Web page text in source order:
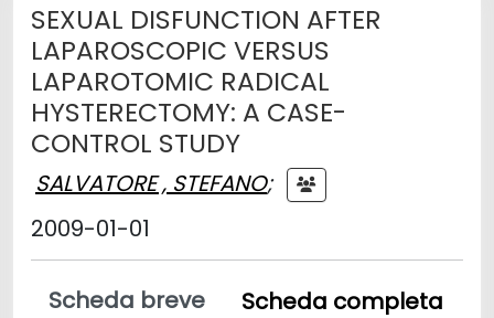
SEXUAL DISFUNCTION AFTER
LAPAROSCOPIC VERSUS
LAPAROTOMIC RADICAL
HYSTERECTOMY: A CASE-
CONTROL STUDY
SALVATORE , STEFANO;
2009-01-01
Scheda breve
Scheda completa